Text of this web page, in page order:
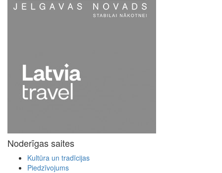
Noderīgas saites
Kultūra un tradīcijas
Piedzīvojums